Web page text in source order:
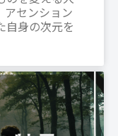
アセンション
自身の次元を